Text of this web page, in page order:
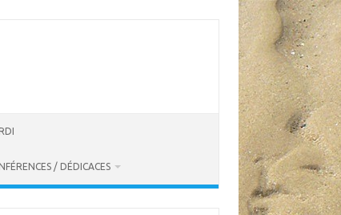
/ DÉDICACES